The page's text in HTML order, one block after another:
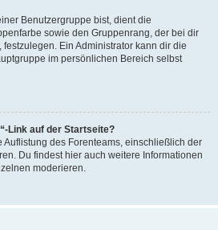
Benutzergruppe bist, dient die
sowie den Gruppenrang, der bei dir
Ein Administrator kann dir die
im persönlichen Bereich selbst
Link auf der Startseite?
Auflistung des Forenteams, einschließlich der
Du findest hier auch weitere Informationen
moderieren.